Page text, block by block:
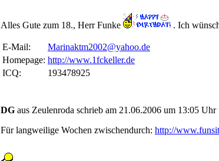
Alles Gute zum 18., Herr Funke . Ich
E-Mail:
Marinaktm2002@yahoo.de
Homepage: http://www.1fckeller.de
ICQ:
193478925
DG aus Zeulenroda schrieb am 21.06.2006 um 13:05
Für langweilige Wochen zwischendurch: http://